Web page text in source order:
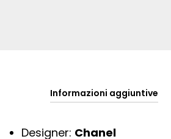
Informazioni aggiuntive
Designer: Chanel